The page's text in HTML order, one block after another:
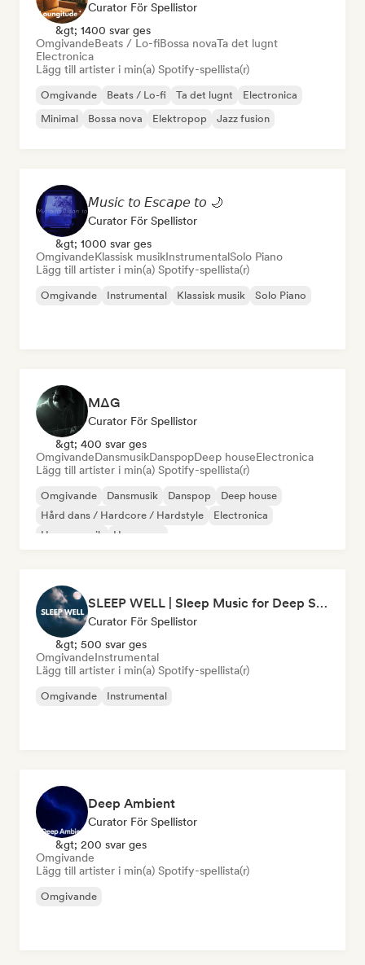
Curator För Spellistor
&gt; 1400 svar ges
OmgivandeBeats / Lo-fiBossa novaTa det lugnt
Electronica
Lägg till artister i min(a) Spotify-spellista(r)
Omgivande Beats / Lo-fi Ta det lugnt
Electronica
Minimal
Bossa nova Elektropop Jazz fusion
𝘔𝘶𝘴𝘪𝘤 𝘵𝘰 𝘌𝘴𝘤𝘢𝘱𝘦 𝘵𝘰 🌙
Curator För Spellistor
&gt; 1000 svar ges
OmgivandeKlassisk musikInstrumentalSolo Piano
Lägg till artister i min(a) Spotify-spellista(r)
Omgivande Instrumental Klassisk musik Solo Piano
MΔG
Curator För Spellistor
&gt; 400 svar ges
OmgivandeDansmusikDanspopDeep houseElectronica
Lägg till artister i min(a) Spotify-spellista(r)
Omgivande Dansmusik Danspop
Deep house
Hård dans / Hardcore / Hardstyle
Electronica
House-musik
Hyperpop
SLEEP WELL | Sleep Music for Deep Sleeping
Curator För Spellistor
&gt; 500 svar ges
OmgivandeInstrumental
Lägg till artister i min(a) Spotify-spellista(r)
Omgivande Instrumental
Deep Ambient
Curator För Spellistor
&gt; 200 svar ges
Omgivande
Lägg till artister i min(a) Spotify-spellista(r)
Omgivande